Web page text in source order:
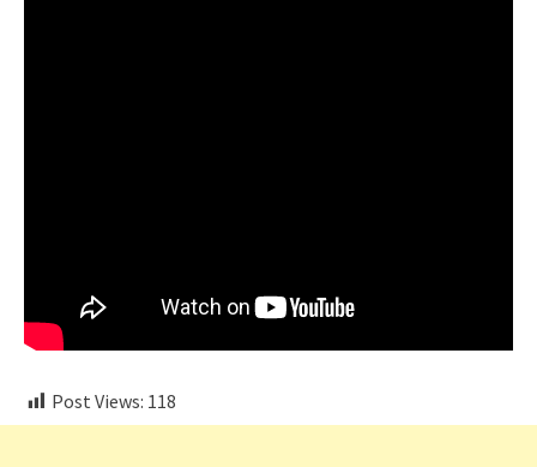
Post Views: 118